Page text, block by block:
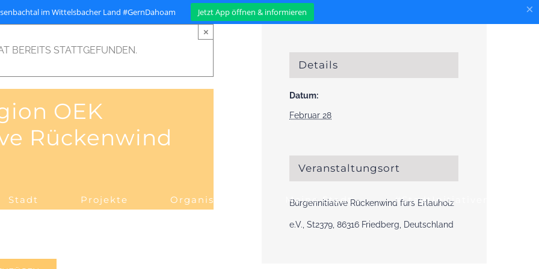
im Wittelsbacher Land #GernDahoam Jetzt App öffnen & informieren ×
Stadt Projekte Organisation Meine Stadt #StadtInitiativen
BEREITS STATTGEFUNDEN.
×
OEK
Rückenwind
Details
Datum:
Februar 28
Veranstaltungsort
Bürgerinitiative Rückenwind fürs Erlauholz
e.V., St2379, 86316 Friedberg, Deutschland